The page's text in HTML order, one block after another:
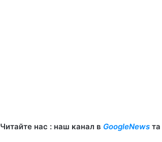
Читайте нас : наш канал в GoogleNewsта